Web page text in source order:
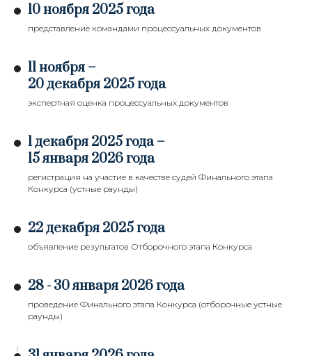
10 ноября 2025 года
представление командами процессуальных документов
11 ноября –
20 декабря 2025 года
экспертная оценка процессуальных документов
1 декабря 2025 года –
15 января 2026 года
регистрация на участие в качестве судей Финального этапа
Конкурса (устные раунды)
22 декабря 2025 года
объявление результатов Отборочного этапа Конкурса
28 - 30 января 2026 года
проведение Финального этапа Конкурса (отборочные устные
раунды)